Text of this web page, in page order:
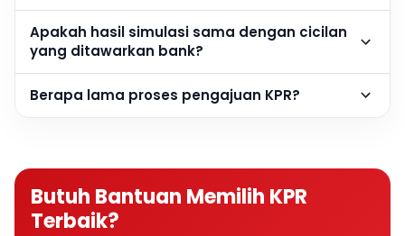
Apakah hasil simulasi sama dengan cicilan
yang ditawarkan bank?
Berapa lama proses pengajuan KPR?
Butuh Bantuan Memilih KPR
Terbaik?